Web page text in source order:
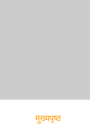
मुख्यपृष्ठ